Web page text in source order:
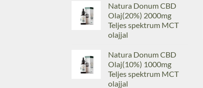
Natura Donum CBD
Olaj(20%) 2000mg
Teljes spektrum MCT
olajjal
Natura Donum CBD
Olaj(10%) 1000mg
Teljes spektrum MCT
olajjal